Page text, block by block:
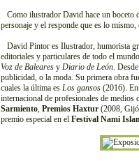
Como ilustrador David hace un boceto
personaje y el responde que es lo
David Pintor es Ilustrador, humorista
editoriales y particulares de todo el
Voz de Baleares y Diario de León.
publicidad, o la moda. Su primera obra
cuales la última es Los gansos (2016).
internacional de profesionales de medios
Sarmiento, Premios Haxtur (2008,
premio especial en el Festival Nami